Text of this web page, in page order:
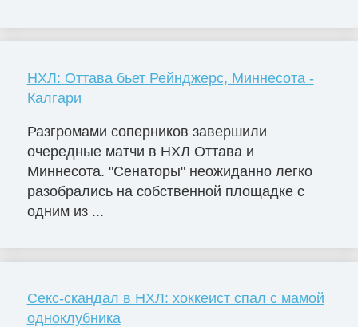
НХЛ: Оттава бьет Рейнджерс, Миннесота -
Калгари
Разгромами соперников завершили
очередные матчи в НХЛ Оттава и
Миннесота. "Сенаторы" неожиданно легко
разобрались на собственной площадке с
одним из ...
Секс-скандал в НХЛ: хоккеист спал с мамой
одноклубника